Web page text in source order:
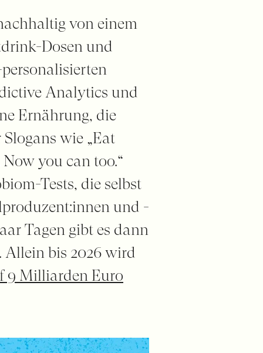
von einem
Dosen und
Analytics und
Ernährung, die
wie „Eat
you can too.“
Tests, die selbst
und -
Tagen gibt es dann
Allein bis 2026 wird
9 Milliarden Euro